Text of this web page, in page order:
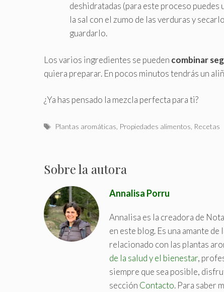
deshidratadas (para este proceso puedes
la sal con el zumo de las verduras y
guardarlo.
Los varios ingredientes se pueden combinar
quiera preparar. En pocos minutos tendrás un
¿Ya has pensado la mezcla perfecta para ti?
T
Plantas aromáticas Propiedades alimentos Recetas
Sobre la autora
Annalisa Porru
Annalisa es la creadora de
en este blog. Es una amante
relacionado con las plantas
de la salud y el bienestar,
siempre que sea posible,
sección Contacto. Para saber